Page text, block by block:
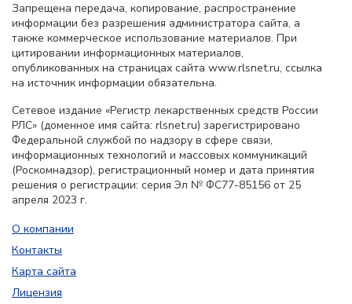
Запрещена передача, копирование, распространение
информации без разрешения администратора сайта, а
также коммерческое использование материалов. При
цитировании информационных материалов,
опубликованных на страницах сайта www.rlsnet.ru, ссылка
на источник информации обязательна.
Сетевое издание «Регистр лекарственных средств России
РЛС» (доменное имя сайта: rlsnet.ru) зарегистрировано
Федеральной службой по надзору в сфере связи,
информационных технологий и массовых коммуникаций
(Роскомнадзор), регистрационный номер и дата принятия
решения о регистрации: серия Эл № ФС77-85156 от 25
апреля 2023 г.
О компании
Контакты
Карта сайта
Лицензия